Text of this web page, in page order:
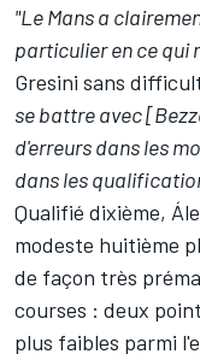
"Le Mans a
particulier en ce qui
Gresini sans
se battre avec
d'erreurs dans les
dans les
Qualifié dixième,
modeste huitième
de façon très
courses : deux
plus faibles parmi